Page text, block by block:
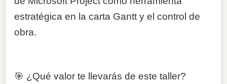
estratégica en la carta Gantt y el control de
obra.
🎯 ¿Qué valor te llevarás de este taller?